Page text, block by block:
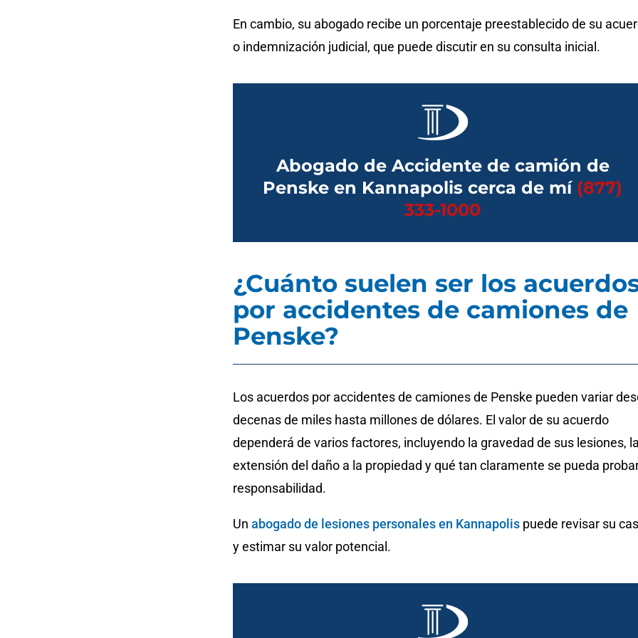
En cambio, su abogado recibe un porcentaje preestablecido de su
o indemnización judicial, que puede discutir en su consulta inicial.
Abogado de Accidente de camión de
Penske en Kannapolis cerca de mí (877)
333-1000
¿Cuánto suelen ser los
por accidentes de camiones de
Penske?
Los acuerdos por accidentes de camiones de Penske pueden variar
decenas de miles hasta millones de dólares. El valor de su acuerdo
dependerá de varios factores, incluyendo la gravedad de sus lesiones, la
extensión del daño a la propiedad y qué tan claramente se pueda
responsabilidad.
Un abogado de lesiones personales en Kannapolis puede revisar su
y estimar su valor potencial.